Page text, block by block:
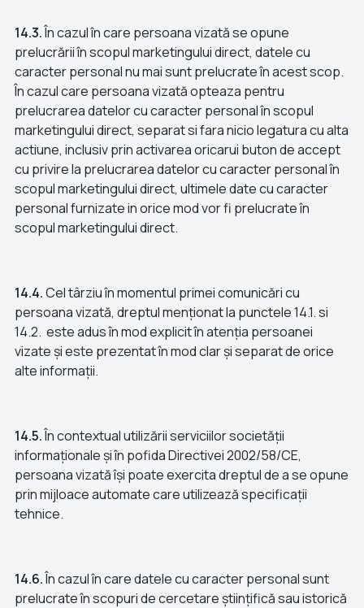
14.3.În cazul în care persoana vizată se opune
prelucrării în scopul marketingului direct, datele cu
caracter personal nu mai sunt prelucrate în acest scop.
În cazul care persoana vizată opteaza pentru
prelucrarea datelor cu caracter personal în scopul
marketingului direct, separat si fara nicio legatura cu alta
actiune, inclusiv prin activarea oricarui buton de accept
cu privire la prelucrarea datelor cu caracter personal în
scopul marketingului direct, ultimele date cu caracter
personal furnizate in orice mod vor fi prelucrate în
scopul marketingului direct.
14.4.Cel târziu în momentul primei comunicări cu
persoana vizată, dreptul menționat la punctele 14.1. si
14.2. este adus în mod explicit în atenția persoanei
vizate și este prezentat în mod clar și separat de orice
alte informații.
14.5.În contextual utilizării serviciilor societății
informaționale și în pofida Directivei 2002/58/CE,
persoana vizată își poate exercita dreptul de a se opune
prin mijloace automate care utilizează specificații
tehnice.
14.6.În cazul în care datele cu caracter personal sunt
prelucrate în scopuri de cercetare științifică sau istorică